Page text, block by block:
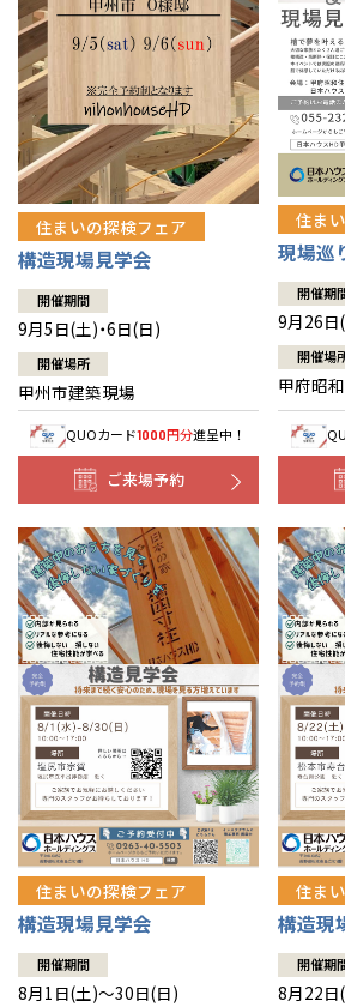
住まいの探検フェア
構造現場見学会
開催期間
9月5日(土)・6日(日)
開催場所
甲州市建築現場
QUOカード1000円分進呈中！
ご来場予約
住ま
現場巡
開催期
9月26日
開催場
甲府昭
住まいの探検フェア
構造現場見学会
開催期間
8月1日(土)～30日(日)
住ま
構造現
開催期
8月22日